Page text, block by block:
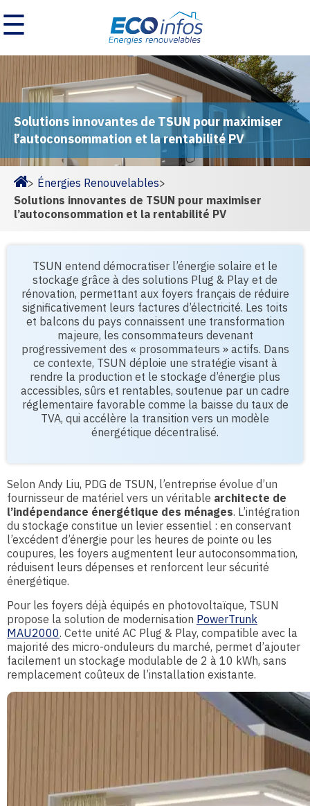
☰
Solutions innovantes de TSUN pour maximiser
l’autoconsommation et la rentabilité PV
Homepage
> Énergies Renouvelables>
Solutions innovantes de TSUN pour maximiser
l’autoconsommation et la rentabilité PV
TSUN entend démocratiser l’énergie solaire et le
stockage grâce à des solutions Plug & Play et de
rénovation, permettant aux foyers français de réduire
significativement leurs factures d’électricité. Les toits
et balcons du pays connaissent une transformation
majeure, les consommateurs devenant
progressivement des « prosommateurs » actifs. Dans
ce contexte, TSUN déploie une stratégie visant à
rendre la production et le stockage d’énergie plus
accessibles, sûrs et rentables, soutenue par un cadre
réglementaire favorable comme la baisse du taux de
TVA, qui accélère la transition vers un modèle
énergétique décentralisé.
Selon Andy Liu, PDG de TSUN, l’entreprise évolue d’un
fournisseur de matériel vers un véritable architecte de
l’indépendance énergétique des ménages. L’intégration
du stockage constitue un levier essentiel : en conservant
l’excédent d’énergie pour les heures de pointe ou les
coupures, les foyers augmentent leur autoconsommation,
réduisent leurs dépenses et renforcent leur sécurité
énergétique.
Pour les foyers déjà équipés en photovoltaïque, TSUN
propose la solution de modernisation PowerTrunk
MAU2000. Cette unité AC Plug & Play, compatible avec la
majorité des micro-onduleurs du marché, permet d’ajouter
facilement un stockage modulable de 2 à 10 kWh, sans
remplacement coûteux de l’installation existante.